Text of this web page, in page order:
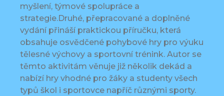
myšlení, týmové spolupráce a
strategie.Druhé, přepracované a doplněné
vydání přináší praktickou příručku, která
obsahuje osvědčené pohybové hry pro výuku
tělesné výchovy a sportovní trénink. Autor se
těmto aktivitám věnuje již několik dekád a
nabízí hry vhodné pro žáky a studenty všech
typů škol i sportovce napříč různými sporty.